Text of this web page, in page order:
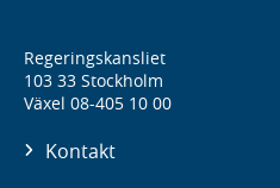
Regeringskansliet
103 33 Stockholm
Växel 08-405 10 00
Kontakt